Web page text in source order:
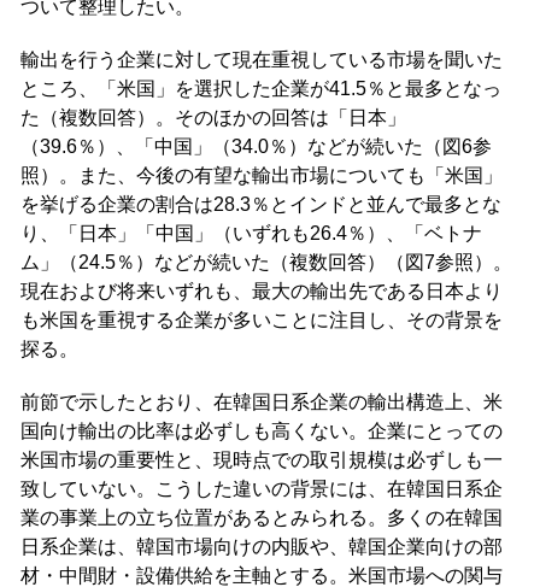
ついて整理したい。
輸出を行う企業に対して現在重視している市場を聞いた
ところ、「米国」を選択した企業が41.5％と最多となっ
た（複数回答）。そのほかの回答は「日本」
（39.6％）、「中国」（34.0％）などが続いた（図6参
照）。また、今後の有望な輸出市場についても「米国」
を挙げる企業の割合は28.3％とインドと並んで最多とな
り、「日本」「中国」（いずれも26.4％）、「ベトナ
ム」（24.5％）などが続いた（複数回答）（図7参照）。
現在および将来いずれも、最大の輸出先である日本より
も米国を重視する企業が多いことに注目し、その背景を
探る。
前節で示したとおり、在韓国日系企業の輸出構造上、米
国向け輸出の比率は必ずしも高くない。企業にとっての
米国市場の重要性と、現時点での取引規模は必ずしも一
致していない。こうした違いの背景には、在韓国日系企
業の事業上の立ち位置があるとみられる。多くの在韓国
日系企業は、韓国市場向けの内販や、韓国企業向けの部
材・中間財・設備供給を主軸とする。米国市場への関与